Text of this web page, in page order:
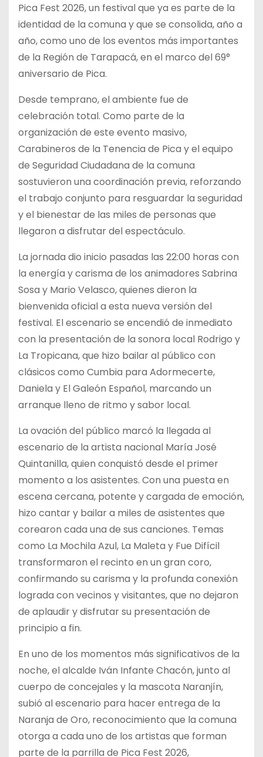
Pica Fest 2026, un festival que ya es parte de la
identidad de la comuna y que se consolida, año a
año, como uno de los eventos más importantes
de la Región de Tarapacá, en el marco del 69°
aniversario de Pica.
Desde temprano, el ambiente fue de
celebración total. Como parte de la
organización de este evento masivo,
Carabineros de la Tenencia de Pica y el equipo
de Seguridad Ciudadana de la comuna
sostuvieron una coordinación previa, reforzando
el trabajo conjunto para resguardar la seguridad
y el bienestar de las miles de personas que
llegaron a disfrutar del espectáculo.
La jornada dio inicio pasadas las 22:00 horas con
la energía y carisma de los animadores Sabrina
Sosa y Mario Velasco, quienes dieron la
bienvenida oficial a esta nueva versión del
festival. El escenario se encendió de inmediato
con la presentación de la sonora local Rodrigo y
La Tropicana, que hizo bailar al público con
clásicos como Cumbia para Adormecerte,
Daniela y El Galeón Español, marcando un
arranque lleno de ritmo y sabor local.
La ovación del público marcó la llegada al
escenario de la artista nacional María José
Quintanilla, quien conquistó desde el primer
momento a los asistentes. Con una puesta en
escena cercana, potente y cargada de emoción,
hizo cantar y bailar a miles de asistentes que
corearon cada una de sus canciones. Temas
como La Mochila Azul, La Maleta y Fue Difícil
transformaron el recinto en un gran coro,
confirmando su carisma y la profunda conexión
lograda con vecinos y visitantes, que no dejaron
de aplaudir y disfrutar su presentación de
principio a fin.
En uno de los momentos más significativos de la
noche, el alcalde Iván Infante Chacón, junto al
cuerpo de concejales y la mascota Naranjín,
subió al escenario para hacer entrega de la
Naranja de Oro, reconocimiento que la comuna
otorga a cada uno de los artistas que forman
parte de la parrilla de Pica Fest 2026,